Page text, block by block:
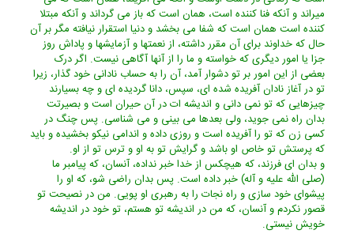
میراند و آنکه فنا کننده است، همان است که باز مى گرداند و آنکه مبتلا
کننده است همان است که شفا مى بخشد و دنیا استقرار نیافته مگر بر آن
حال که خداوند براى آن مقرر داشته، از نعمتها و آزمایشها و پاداش روز
جزا یا امور دیگرى که خواسته و ما را از آنها آگاهى نیست. اگر درک
بعضى از این امور بر تو دشوار آمد، آن را به حساب نادانى خود گذار، زیرا
تو در آغاز نادان آفریده شده اى، سپس، دانا گردیده اى و چه بسیارند
چیزهایى که تو نمى دانى و اندیشه ات در آن حیران است و بصیرتت
بدان راه نمى جوید، ولى بعدها مى بینى و مى شناسى. پس چنگ در
کسى زن که تو را آفریده است و روزى داده و اندامى نیکو بخشیده و باید
که پرستش تو خاص او باشد و گرایش تو به او و ترس تو از او.
و بدان اى فرزند، که هیچکس از خدا خبر نداده، آنسان، که پیامبر ما
(صلى الله علیه و آله) خبر داده است. پس بدان راضى شو، که او را
پیشواى خود سازى و راه نجات را به رهبرى او پویى. من در نصیحت تو
قصور نکردم و آنسان، که من در اندیشه تو هستم، تو خود در اندیشه
خویش نیستى.